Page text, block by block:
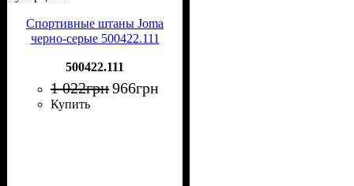
Спортивные штаны Joma
черно-серые 500422.111
500422.111
1 022грн966грн
Купить